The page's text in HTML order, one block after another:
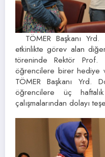
TÖMER Başkanı
etkinlikte görev alan
töreninde Rektör Prof.
öğrencilere birer hediye
TÖMER Başkanı Yrd.
öğrencilere üç
çalışmalarından dolayı